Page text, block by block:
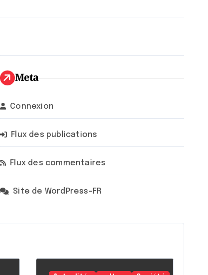
Meta
Connexion
Flux des publications
Flux des commentaires
Site de WordPress-FR